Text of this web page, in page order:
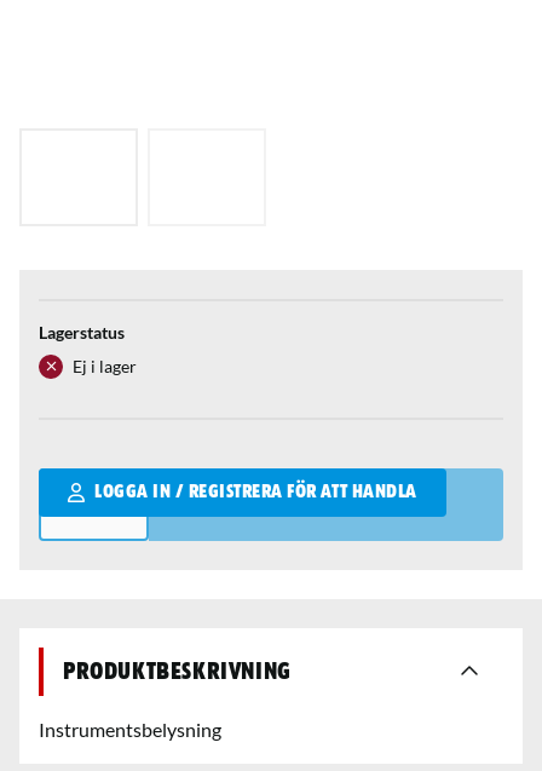
Lagerstatus
Ej i lager
LOGGA IN / REGISTRERA FÖR ATT HANDLA
Qantity
Produktbeskrivning
Instrumentsbelysning